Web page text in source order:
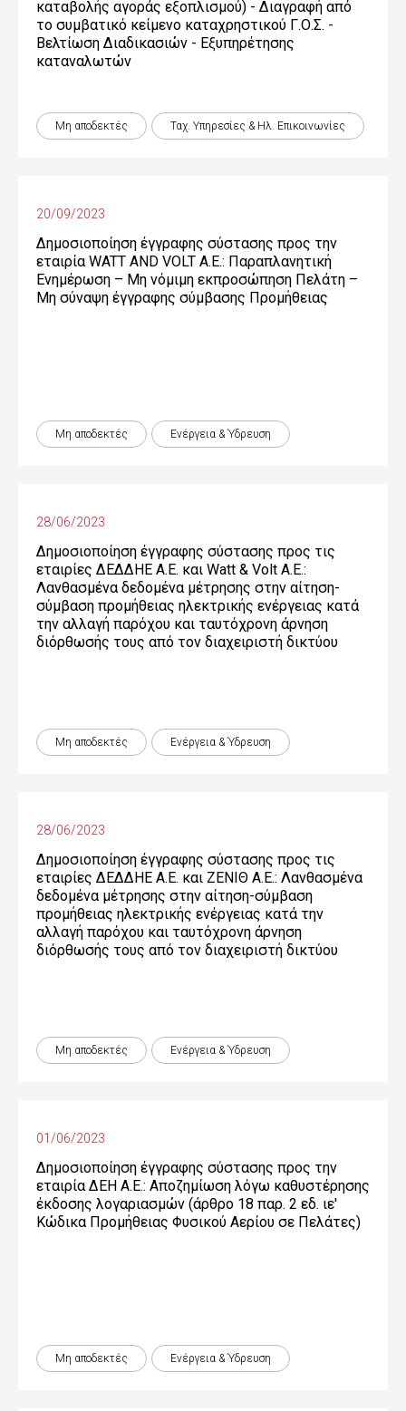
καταβολής αγοράς εξοπλισμού) - Διαγραφή από
το συμβατικό κείμενο καταχρηστικού Γ.Ο.Σ. -
Βελτίωση Διαδικασιών - Εξυπηρέτησης
καταναλωτών
Μη αποδεκτές Ταχ. Υπηρεσίες & Ηλ. Επικοινωνίες
20/09/2023
Δημοσιοποίηση έγγραφης σύστασης προς την
εταιρία WATT AND VOLT A.E.: Παραπλανητική
Ενημέρωση – Μη νόμιμη εκπροσώπηση Πελάτη –
Μη σύναψη έγγραφης σύμβασης Προμήθειας
Μη αποδεκτές Ενέργεια & Ύδρευση
28/06/2023
Δημοσιοποίηση έγγραφης σύστασης προς τις
εταιρίες ΔΕΔΔΗΕ Α.Ε. και Watt & Volt Α.Ε.:
Λανθασμένα δεδομένα μέτρησης στην αίτηση-
σύμβαση προμήθειας ηλεκτρικής ενέργειας κατά
την αλλαγή παρόχου και ταυτόχρονη άρνηση
διόρθωσής τους από τον διαχειριστή δικτύου
Μη αποδεκτές Ενέργεια & Ύδρευση
28/06/2023
Δημοσιοποίηση έγγραφης σύστασης προς τις
εταιρίες ΔΕΔΔΗΕ Α.Ε. και ΖΕΝΙΘ Α.Ε.: Λανθασμένα
δεδομένα μέτρησης στην αίτηση-σύμβαση
προμήθειας ηλεκτρικής ενέργειας κατά την
αλλαγή παρόχου και ταυτόχρονη άρνηση
διόρθωσής τους από τον διαχειριστή δικτύου
Μη αποδεκτές Ενέργεια & Ύδρευση
01/06/2023
Δημοσιοποίηση έγγραφης σύστασης προς την
εταιρία ΔΕΗ Α.Ε.: Αποζημίωση λόγω καθυστέρησης
έκδοσης λογαριασμών (άρθρο 18 παρ. 2 εδ. ιε'
Κώδικα Προμήθειας Φυσικού Αερίου σε Πελάτες)
Μη αποδεκτές Ενέργεια & Ύδρευση